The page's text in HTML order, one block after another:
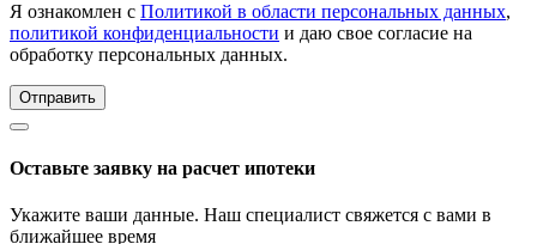
Я ознакомлен с Политикой в области персональных данных,
политикой конфиденциальности и даю свое согласие на
обработку персональных данных.
Отправить
Оставьте заявку на расчет ипотеки
Укажите ваши данные. Наш специалист свяжется с вами в
ближайшее время